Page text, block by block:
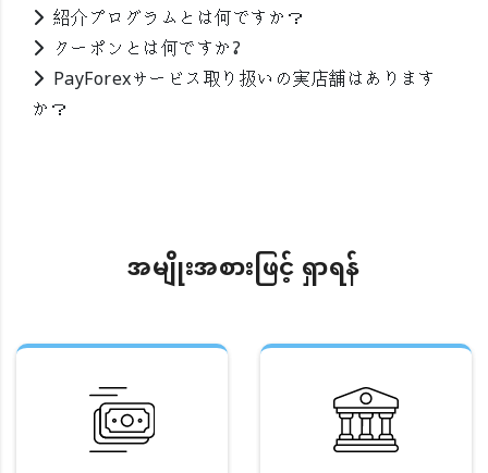
紹介プログラムとは何ですか？
クーポンとは何ですか?
PayForexサービス取り扱いの実店舗はあります
か？
အမျိုးအစားဖြင့် ရှာရန်